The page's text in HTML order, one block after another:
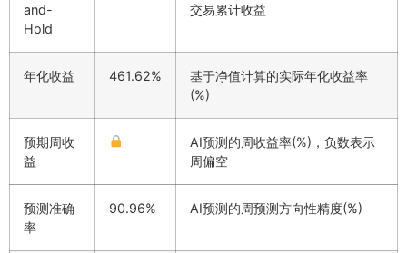
and-
Hold
交易累计收益
年化收益 461.62%
基于净值计算的实际年化收益率
(%)
预期周收
益
AI预测的周收益率(%)，负数表示
周偏空
预测准确
率
90.96% AI预测的周预测方向性精度(%)